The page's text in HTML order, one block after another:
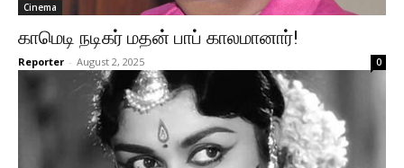
Cinema
காமெடி நடிகர் மதன் பாப் காலமானார்!
Reporter - August 2, 2025 0